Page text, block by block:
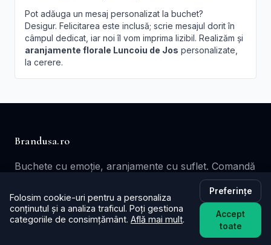
Pot adăuga un mesaj personalizat la buchet?
Desigur. Felicitarea este inclusă; scrie mesajul dorit în
câmpul dedicat, iar noi îl vom imprima lizibil. Realizăm și
aranjamente florale Luncoiu de Jos personalizate,
la cerere.
Brandusa.ro
Buchete cu emoție, aranjamente cu suflet. Comandă
online flori cu livrare în aceeași zi în toată țara.
📞+40753621077
✉️ contact@brandusa.ro
Folosim cookie-uri pentru a personaliza
conținutul și a analiza traficul. Poți gestiona
categoriile de consimțământ. Află mai mult.
Preferințe
Accept
toate